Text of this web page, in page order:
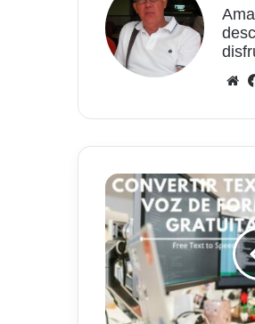
Vidnoz,
para
convertir
Texto
en
Voz
de
forma